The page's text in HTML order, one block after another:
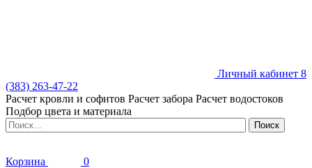
Личный кабинет 8
(383) 263-47-22
Расчет кровли и софитов Расчет забора Расчет водостоков
Подбор цвета и материала
Корзина 0